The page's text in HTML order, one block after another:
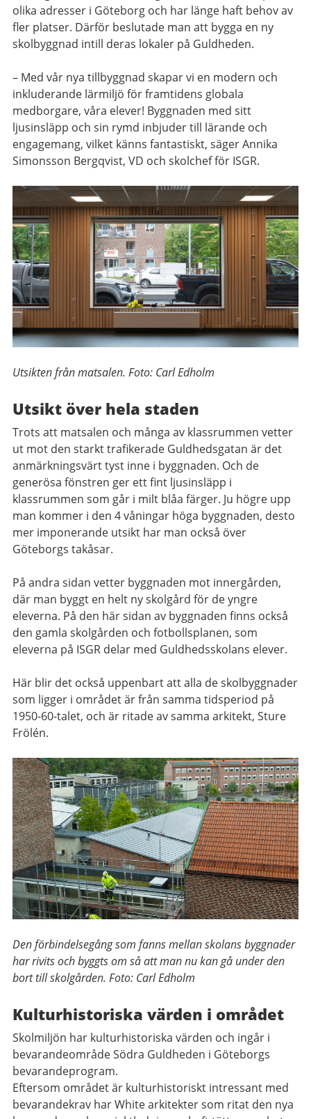
olika adresser i Göteborg och har länge haft behov av
fler platser. Därför beslutade man att bygga en ny
skolbyggnad intill deras lokaler på Guldheden.
– Med vår nya tillbyggnad skapar vi en modern och
inkluderande lärmiljö för framtidens globala
medborgare, våra elever! Byggnaden med sitt
ljusinsläpp och sin rymd inbjuder till lärande och
engagemang, vilket känns fantastiskt, säger Annika
Simonsson Bergqvist, VD och skolchef för ISGR.
Utsikten från matsalen. Foto: Carl Edholm
Utsikt över hela staden
Trots att matsalen och många av klassrummen vetter
ut mot den starkt trafikerade Guldhedsgatan är det
anmärkningsvärt tyst inne i byggnaden. Och de
generösa fönstren ger ett fint ljusinsläpp i
klassrummen som går i milt blåa färger. Ju högre upp
man kommer i den 4 våningar höga byggnaden, desto
mer imponerande utsikt har man också över
Göteborgs takåsar.
På andra sidan vetter byggnaden mot innergården,
där man byggt en helt ny skolgård för de yngre
eleverna. På den här sidan av byggnaden finns också
den gamla skolgården och fotbollsplanen, som
eleverna på ISGR delar med Guldhedsskolans elever.
Här blir det också uppenbart att alla de skolbyggnader
som ligger i området är från samma tidsperiod på
1950-60-talet, och är ritade av samma arkitekt, Sture
Frölén.
Den förbindelsegång som fanns mellan skolans byggnader
har rivits och byggts om så att man nu kan gå under den
bort till skolgården. Foto: Carl Edholm
Kulturhistoriska värden i området
Skolmiljön har kulturhistoriska värden och ingår i
bevarandeområde Södra Guldheden i Göteborgs
bevarandeprogram.
Eftersom området är kulturhistoriskt intressant med
bevarandekrav har White arkitekter som ritat den nya